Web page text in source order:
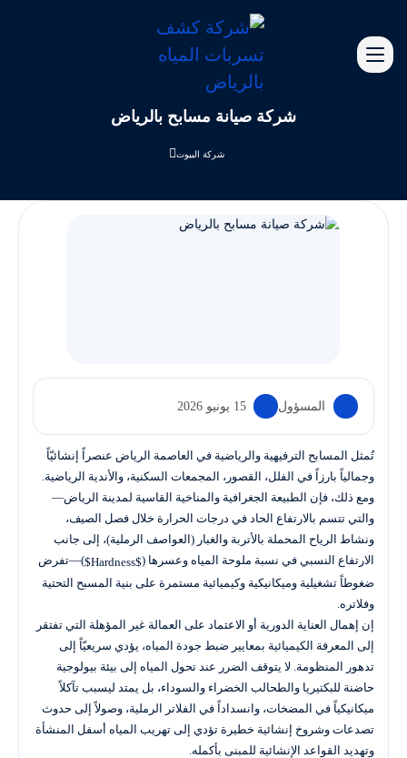
شركة صيانة مسابح بالرياض
شركة البيوت
المسؤول 15 يونيو 2026
تُمثل المسابح الترفيهية والرياضية في العاصمة الرياض عنصراً إنشائيّاً
وجمالياً بارزاً في الفلل، القصور، المجمعات السكنية، والأندية الرياضية.
ومع ذلك، فإن الطبيعة الجغرافية والمناخية القاسية لمدينة الرياض—
والتي تتسم بالارتفاع الحاد في درجات الحرارة خلال فصل الصيف،
ونشاط الرياح المحملة بالأتربة والغبار (العواصف الرملية)، إلى جانب
الارتفاع النسبي في نسبة ملوحة المياه وعسرها ($Hardness$
)—تفرض
ضغوطاً تشغيلية وميكانيكية وكيميائية مستمرة على بنية المسبح التحتية
وفلاتره.
إن إهمال العناية الدورية أو الاعتماد على العمالة غير المؤهلة التي تفتقر
إلى المعرفة الكيميائية بمعايير ضبط جودة المياه، يؤدي سريعيّاً إلى
تدهور المنظومة. لا يتوقف الضرر عند تحول المياه إلى بيئة بيولوجية
حاضنة للبكتيريا والطحالب الخضراء والسوداء، بل يمتد ليسبب تآكلاً
ميكانيكياً في المضخات، وانسداداً في الفلاتر الرملية، وصولاً إلى حدوث
تصدعات وشروخ إنشائية خطيرة تؤدي إلى تهريب المياه أسفل المنشأة
وتهديد القواعد الإنشائية للمبنى بأكمله.